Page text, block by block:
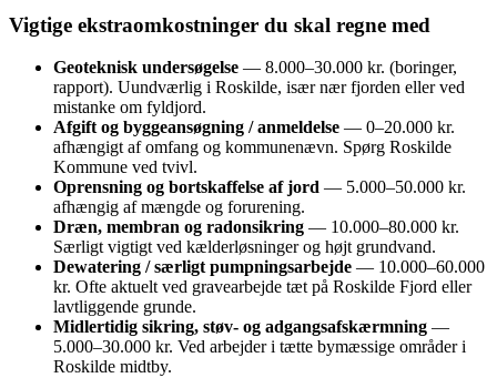
Vigtige ekstraomkostninger du skal regne med
Geoteknisk undersøgelse — 8.000–30.000 kr. (boringer,
rapport). Uundværlig i Roskilde, især nær fjorden eller ved
mistanke om fyldjord.
Afgift og byggeansøgning / anmeldelse — 0–20.000 kr.
afhængigt af omfang og kommunenævn. Spørg Roskilde
Kommune ved tvivl.
Oprensning og bortskaffelse af jord — 5.000–50.000 kr.
afhængig af mængde og forurening.
Dræn, membran og radonsikring — 10.000–80.000 kr.
Særligt vigtigt ved kælderløsninger og højt grundvand.
Dewatering / særligt pumpningsarbejde — 10.000–60.000
kr. Ofte aktuelt ved gravearbejde tæt på Roskilde Fjord eller
lavtliggende grunde.
Midlertidig sikring, støv- og adgangsafskærmning —
5.000–30.000 kr. Ved arbejder i tætte bymæssige områder i
Roskilde midtby.